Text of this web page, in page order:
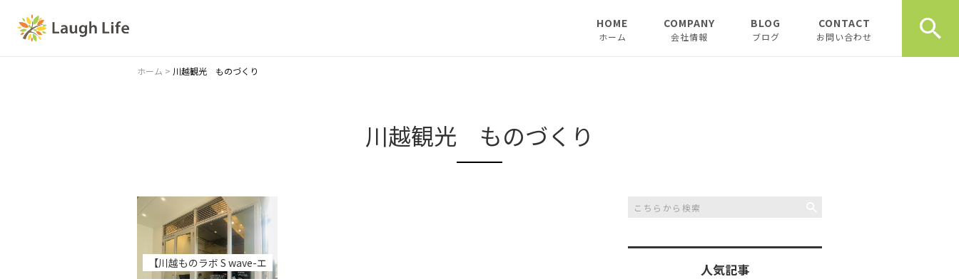
HOME
ホーム
COMPANY
会社情報
BLOG
ブログ
CONTACT
お問い合わせ
ホーム > 川越観光 ものづくり
川越観光 ものづくり
【川越ものラボ S wave-エ
人気記事